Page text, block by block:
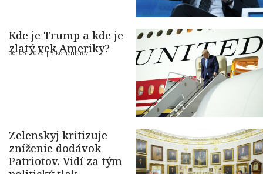
Kde je Trump a kde je
zlatý vek Ameriky?
06. 08. 2026 |5 komentárov
Zelenskyj kritizuje
zníženie dodávok
Patriotov. Vidí za tým